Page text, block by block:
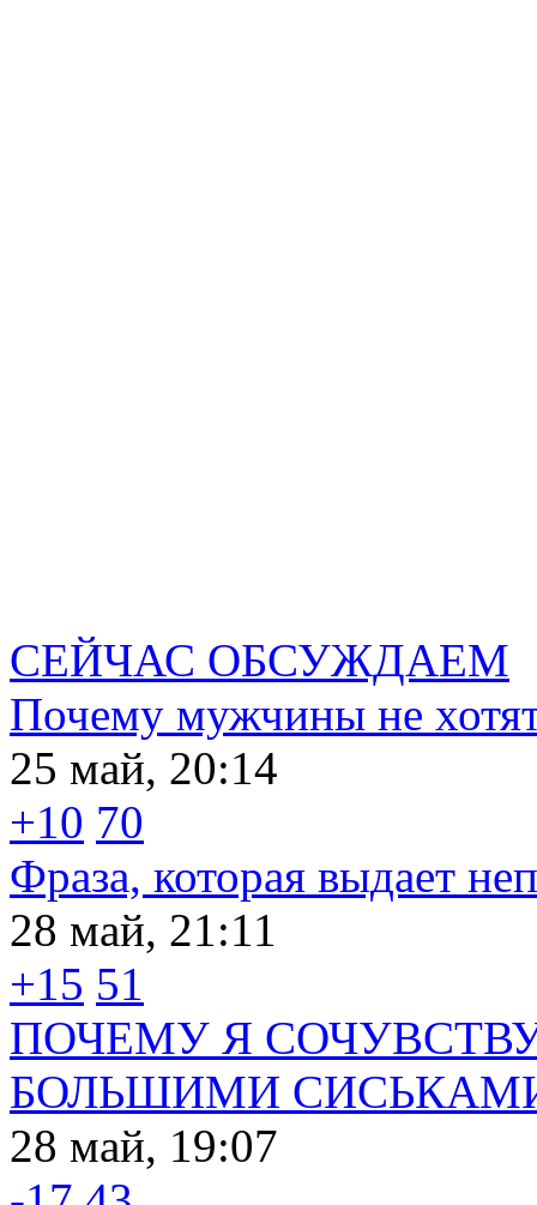
СЕЙЧАС ОБСУЖДАЕМ
Почему мужчины не
25 май, 20:14
+10 70
Фраза, которая выдает
28 май, 21:11
+15 51
ПОЧЕМУ Я
БОЛЬШИМИ
28 май, 19:07